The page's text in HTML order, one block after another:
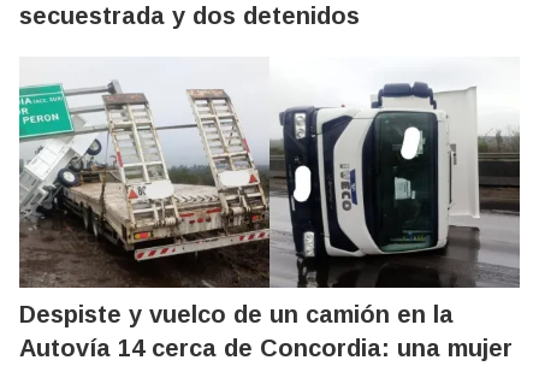
secuestrada y dos detenidos
Despiste y vuelco de un camión en la
Autovía 14 cerca de Concordia: una mujer